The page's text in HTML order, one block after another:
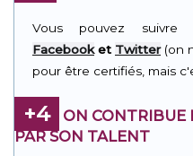
Vous pouvez suivre
Facebooket Twitter(on
pour être certifiés, mais
+4
ON CONTRIBUE
PAR SON TALENT